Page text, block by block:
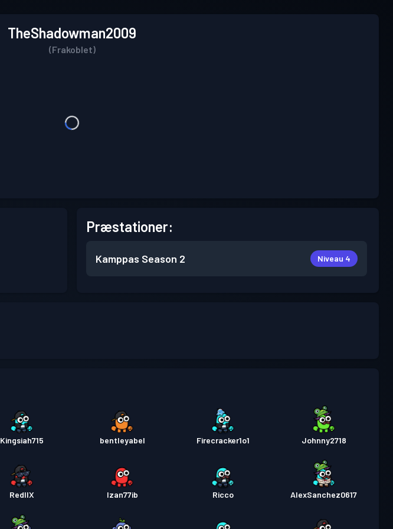
TheShadowman2009
(Frakoblet)
Præstationer:
Kamppas Season 2 Niveau 4
Kingsiah715 bentleyabel Firecracker1o1 Johnny2718
RedIIX Izan77ib Ricco AlexSanchez0617